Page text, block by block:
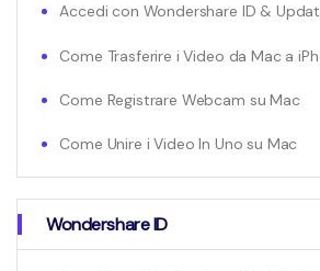
Accedi con Wondershare ID &
Come Trasferire i Video da Mac a
Come Registrare Webcam su Mac
Come Unire i Video In Uno su Mac
Wondershare ID